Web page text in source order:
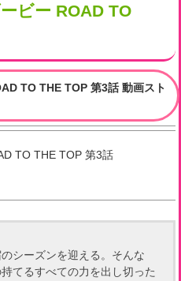
ビー ROAD TO
TO THE TOP 第3話 動画スト
TO THE TOP 第3話
シーズンを迎える。そんな
てるすべての力を出し切った